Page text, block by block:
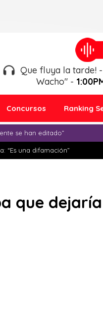
Que fluya la tarde!
Wacho" -
Concursos Ranking
se han editado”
“Es una difamación”
que